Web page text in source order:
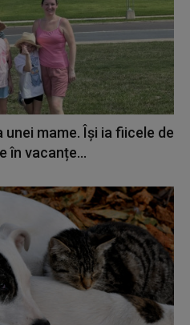
mame. Își ia fiicele de
în vacanțe...